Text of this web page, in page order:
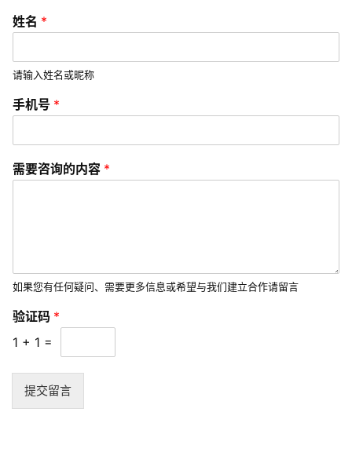
P
开
发
信
营
销
运
营
推
姓
名
*
姓名 *
请输入姓名或昵称
手机号 *
需要咨询的内容 *
如果您有任何疑问、需要更多信息或希望与我们建立合作请留言
验证码 *
1 + 1 =
提交留言